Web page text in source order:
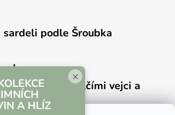
sardeli podle Šroubka
salát s křepelčími vejci a
×
A HLÍZ